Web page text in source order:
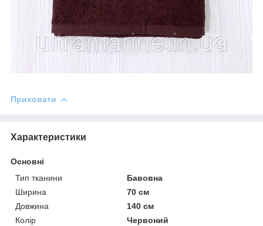
Приховати
Характеристики
Основні
Тип тканини
Бавовна
Ширина
70 см
Довжина
140 см
Колір
Червоний